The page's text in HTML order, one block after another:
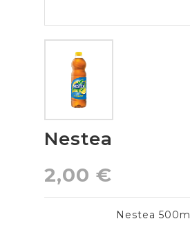
Nestea
2,00 €
Nestea 500ml